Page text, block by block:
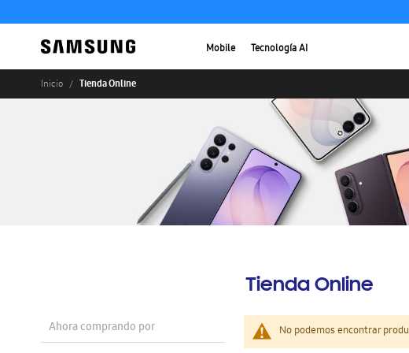
Mobile Tecnología AI
Inicio Tienda Online
Tienda Online
No podemos encontrar
Ahora comprando por